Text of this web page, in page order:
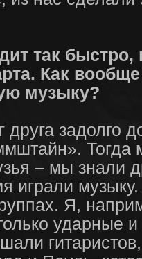
так быстро,
Как
музыку?
задолго
– мы знали
играли
Я,
ударные